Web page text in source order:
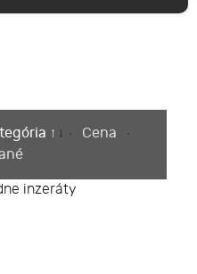
Cena
inzeráty